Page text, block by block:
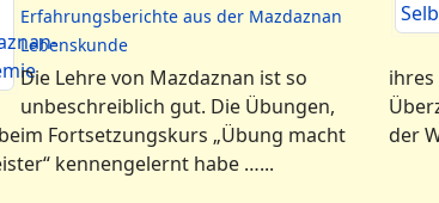
Erfahrungsberichte aus der Mazdaznan
Lebenskunde
Die Lehre von Mazdaznan ist so
unbeschreiblich gut. Die Übungen,
Fortsetzungskurs „Übung macht
kennengelernt habe …...
ihres
der